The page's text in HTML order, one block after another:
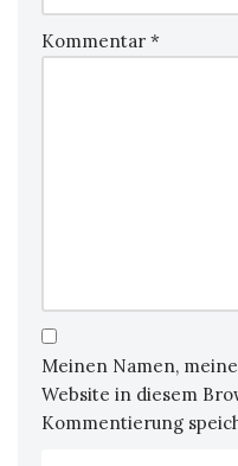
Kommentar *
Meinen Namen,
Website in diesem
Kommentierung